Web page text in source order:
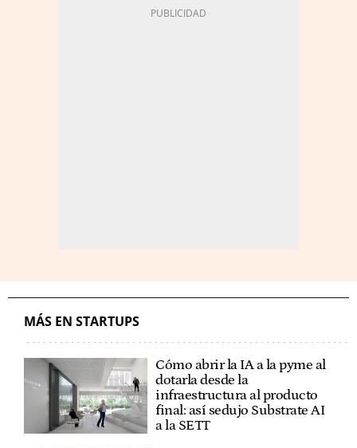
MÁS EN STARTUPS
Cómo abrir la IA a la pyme al
dotarla desde la
infraestructura al producto
final: así sedujo Substrate AI
a la SETT